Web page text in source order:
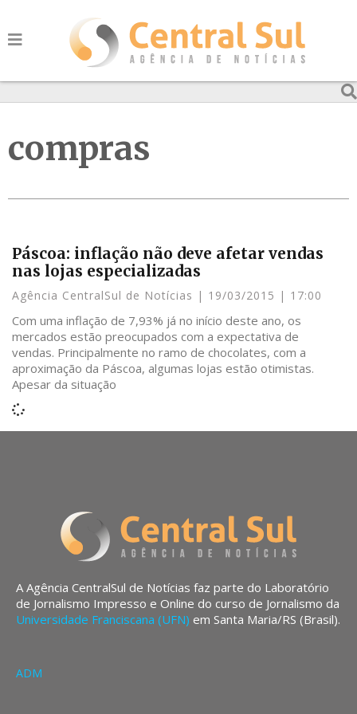
compras
Páscoa: inflação não deve afetar vendas
nas lojas especializadas
Agência CentralSul de Notícias 19/03/2015 17:00
Com uma inflação de 7,93% já no início deste ano, os
mercados estão preocupados com a expectativa de
vendas. Principalmente no ramo de chocolates, com a
aproximação da Páscoa, algumas lojas estão otimistas.
Apesar da situação
A Agência CentralSul de Notícias faz parte do Laboratório
de Jornalismo Impresso e Online do curso de Jornalismo da
Universidade Franciscana (UFN) em Santa Maria/RS (Brasil).
ADM